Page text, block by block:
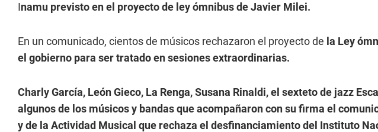
Inamu previsto en el proyecto de ley ómnibus de Javier Milei.
En un comunicado, cientos de músicos rechazaron el proyecto de la Ley
el gobierno para ser tratado en sesiones extraordinarias.
Charly García, León Gieco, La Renga, Susana Rinaldi, el sexteto de jazz
algunos de los músicos y bandas que acompañaron con su firma el
y de la Actividad Musical que rechaza el desfinanciamiento del Instituto